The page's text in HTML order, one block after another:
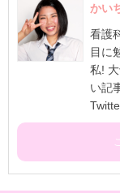
かい
看護
目に
私!
い記